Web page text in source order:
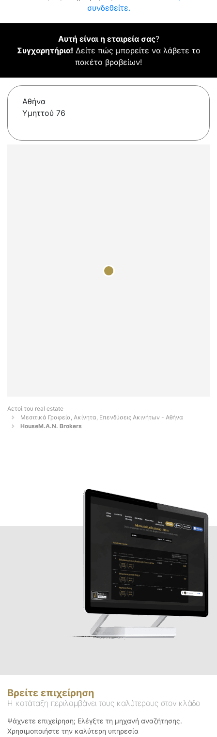
συνδεθείτε.
Αυτή είναι η εταιρεία σας?
Συγχαρητήρια! Δείτε πώς μπορείτε να λάβετε το
πακέτο βραβείων!
Αθήνα
Υμηττού 76
Αετοί του real estate
Μεσιτικά Γραφεία, Ακίνητα, Επενδύσεις Ακινήτων - Αθήνα
HouseM.A.N. Brokers
Βρείτε επιχείρηση
Η κατάταξη περιλαμβάνει τους καλύτερους στον κλάδο
Ψάχνετε επιχείρηση; Ελέγξτε τη μηχανή αναζήτησης.
Χρησιμοποιήστε την καλύτερη υπηρεσία